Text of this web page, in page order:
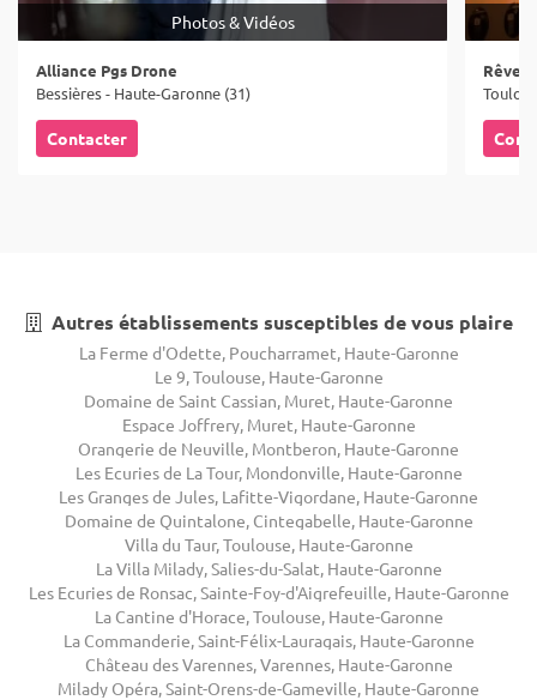
Photos & Vidéos
Alliance Pgs Drone
Bessières - Haute-Garonne (31)
Contacter
Rêves
Autres établissements susceptibles de vous plaire
La Ferme d'Odette, Poucharramet, Haute-Garonne
Le 9, Toulouse, Haute-Garonne
Domaine de Saint Cassian, Muret, Haute-Garonne
Espace Joffrery, Muret, Haute-Garonne
Orangerie de Neuville, Montberon, Haute-Garonne
Les Ecuries de La Tour, Mondonville, Haute-Garonne
Les Granges de Jules, Lafitte-Vigordane, Haute-Garonne
Domaine de Quintalone, Cintegabelle, Haute-Garonne
Villa du Taur, Toulouse, Haute-Garonne
La Villa Milady, Salies-du-Salat, Haute-Garonne
Les Ecuries de Ronsac, Sainte-Foy-d'Aigrefeuille, Haute-Garonne
La Cantine d'Horace, Toulouse, Haute-Garonne
La Commanderie, Saint-Félix-Lauragais, Haute-Garonne
Château des Varennes, Varennes, Haute-Garonne
Milady Opéra, Saint-Orens-de-Gameville, Haute-Garonne